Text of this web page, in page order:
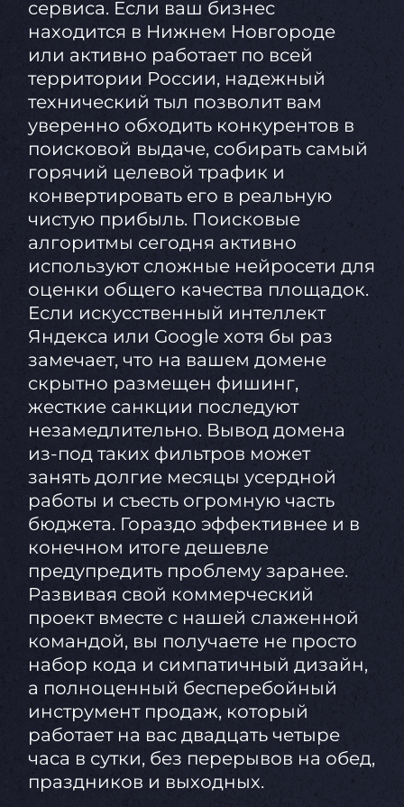
сервиса. Если ваш бизнес
находится в Нижнем Новгороде
или активно работает по всей
территории России, надежный
технический тыл позволит вам
уверенно обходить конкурентов в
поисковой выдаче, собирать самый
горячий целевой трафик и
конвертировать его в реальную
чистую прибыль. Поисковые
алгоритмы сегодня активно
используют сложные нейросети для
оценки общего качества площадок.
Если искусственный интеллект
Яндекса или Google хотя бы раз
замечает, что на вашем домене
скрытно размещен фишинг,
жесткие санкции последуют
незамедлительно. Вывод домена
из-под таких фильтров может
занять долгие месяцы усердной
работы и съесть огромную часть
бюджета. Гораздо эффективнее и в
конечном итоге дешевле
предупредить проблему заранее.
Развивая свой коммерческий
проект вместе с нашей слаженной
командой, вы получаете не просто
набор кода и симпатичный дизайн,
а полноценный бесперебойный
инструмент продаж, который
работает на вас двадцать четыре
часа в сутки, без перерывов на обед,
праздников и выходных.